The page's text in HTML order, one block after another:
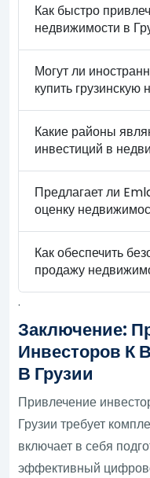
Как быстро
недвижимости в
Могут ли
купить
Какие районы
инвестиций в
Предлагает ли
оценку
Как обеспечить
продажу
.
Заключение:
Инвесторов К
В Грузии
Привлечение
Грузии требует
включает в себя
эффективный